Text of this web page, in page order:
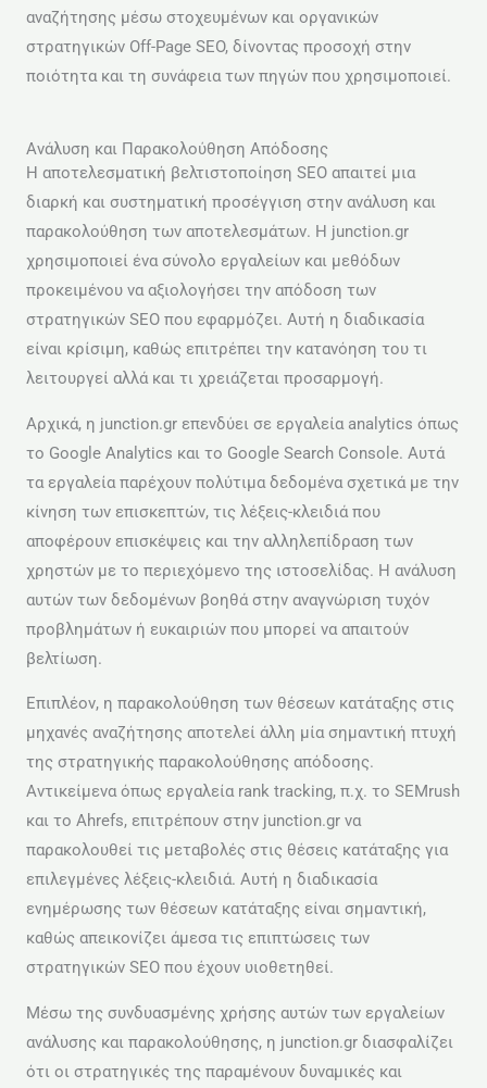
αναζήτησης μέσω στοχευμένων και οργανικών
στρατηγικών Off-Page SEO, δίνοντας προσοχή στην
ποιότητα και τη συνάφεια των πηγών που χρησιμοποιεί.
Ανάλυση και Παρακολούθηση Απόδοσης
Η αποτελεσματική βελτιστοποίηση SEO απαιτεί μια
διαρκή και συστηματική προσέγγιση στην ανάλυση και
παρακολούθηση των αποτελεσμάτων. Η junction.gr
χρησιμοποιεί ένα σύνολο εργαλείων και μεθόδων
προκειμένου να αξιολογήσει την απόδοση των
στρατηγικών SEO που εφαρμόζει. Αυτή η διαδικασία
είναι κρίσιμη, καθώς επιτρέπει την κατανόηση του τι
λειτουργεί αλλά και τι χρειάζεται προσαρμογή.
Αρχικά, η junction.gr επενδύει σε εργαλεία analytics όπως
το Google Analytics και το Google Search Console. Αυτά
τα εργαλεία παρέχουν πολύτιμα δεδομένα σχετικά με την
κίνηση των επισκεπτών, τις λέξεις-κλειδιά που
αποφέρουν επισκέψεις και την αλληλεπίδραση των
χρηστών με το περιεχόμενο της ιστοσελίδας. Η ανάλυση
αυτών των δεδομένων βοηθά στην αναγνώριση τυχόν
προβλημάτων ή ευκαιριών που μπορεί να απαιτούν
βελτίωση.
Επιπλέον, η παρακολούθηση των θέσεων κατάταξης στις
μηχανές αναζήτησης αποτελεί άλλη μία σημαντική πτυχή
της στρατηγικής παρακολούθησης απόδοσης.
Αντικείμενα όπως εργαλεία rank tracking, π.χ. το SEMrush
και το Ahrefs, επιτρέπουν στην junction.gr να
παρακολουθεί τις μεταβολές στις θέσεις κατάταξης για
επιλεγμένες λέξεις-κλειδιά. Αυτή η διαδικασία
ενημέρωσης των θέσεων κατάταξης είναι σημαντική,
καθώς απεικονίζει άμεσα τις επιπτώσεις των
στρατηγικών SEO που έχουν υιοθετηθεί.
Μέσω της συνδυασμένης χρήσης αυτών των εργαλείων
ανάλυσης και παρακολούθησης, η junction.gr διασφαλίζει
ότι οι στρατηγικές της παραμένουν δυναμικές και